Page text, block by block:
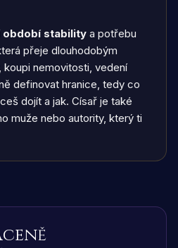
období stability a potřebu
přeje dlouhodobým
koupi nemovitosti, vedení
definovat hranice, tedy co
dojít a jak. Císař je také
muže nebo autority, který ti